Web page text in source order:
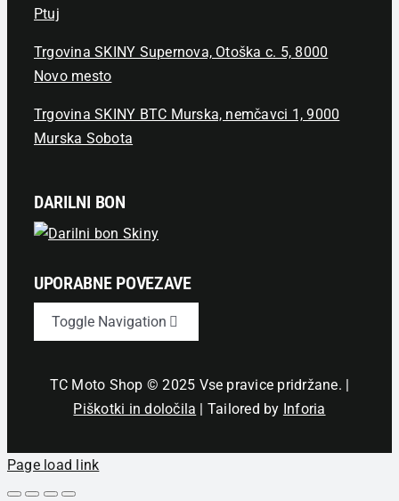
Ptuj
Trgovina SKINY Supernova, Otoška c. 5, 8000
Novo mesto
Trgovina SKINY BTC Murska, nemčavci 1, 9000
Murska Sobota
DARILNI BON
UPORABNE POVEZAVE
Toggle Navigation
Pogoji nakupa
TC Moto Shop © 2025 Vse pravice pridržane. |
Piškotki in določila | Tailored by Inforia
Page load link